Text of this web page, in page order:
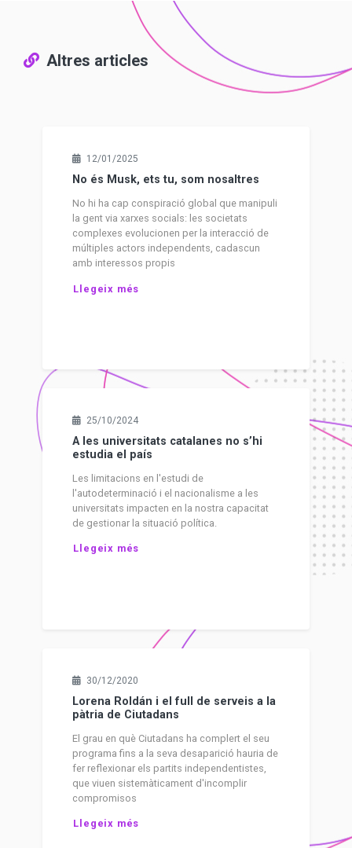
Altres articles
12/01/2025
No és Musk, ets tu, som nosaltres
No hi ha cap conspiració global que manipuli
la gent via xarxes socials: les societats
complexes evolucionen per la interacció de
múltiples actors independents, cadascun
amb interessos propis
Llegeix més
25/10/2024
A les universitats catalanes no s’hi
estudia el país
Les limitacions en l'estudi de
l'autodeterminació i el nacionalisme a les
universitats impacten en la nostra capacitat
de gestionar la situació política.
Llegeix més
30/12/2020
Lorena Roldán i el full de serveis a la
pàtria de Ciutadans
El grau en què Ciutadans ha complert el seu
programa fins a la seva desaparició hauria de
fer reflexionar els partits independentistes,
que viuen sistemàticament d'incomplir
compromisos
Llegeix més